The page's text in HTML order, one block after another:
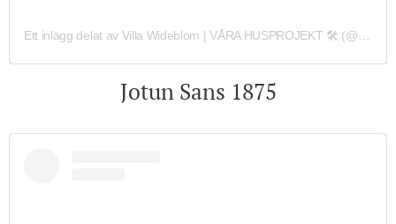
Ett inlägg delat av Villa Wideblom | VÅRA HUSPROJEKT 🛠️ (@villawideblom)
Jotun Sans 1875